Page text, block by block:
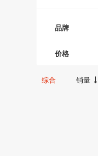
品牌
价格
综合 销量